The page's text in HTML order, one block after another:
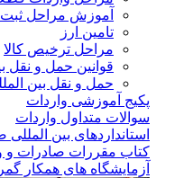
آموزش مراحل
تامین ارز
مراحل ترخیص کالا
قوانین حمل و نقل
حمل و نقل بین
پکیج آموزشی واردات
سوالات متداول واردات
استانداردهای بین
کتاب مقررات صادرات و
آزمایشگاه های همکار